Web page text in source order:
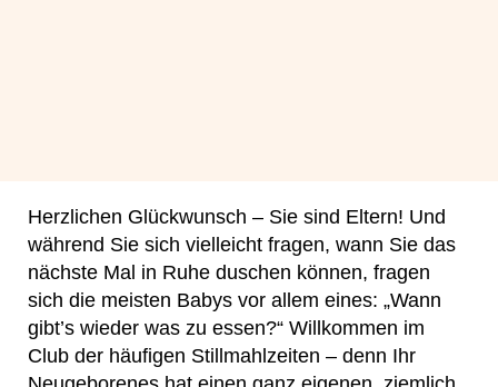
Herzlichen Glückwunsch – Sie sind Eltern! Und
während Sie sich vielleicht fragen, wann Sie das
nächste Mal in Ruhe duschen können, fragen
sich die meisten Babys vor allem eines: „Wann
gibt’s wieder was zu essen?“ Willkommen im
Club der häufigen Stillmahlzeiten – denn Ihr